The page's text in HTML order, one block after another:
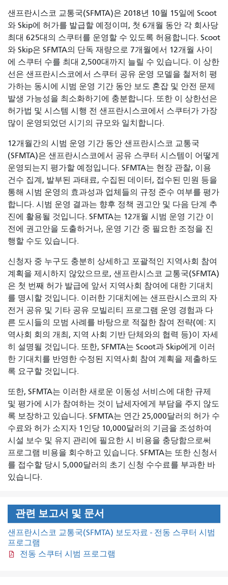
샌프란시스코 교통국(SFMTA)은 2018년 10월 15일에 Scoot
와 Skip에 허가를 발급할 예정이며, 첫 6개월 동안 각 회사당
최대 625대의 스쿠터를 운영할 수 있도록 허용합니다. Scoot
와 Skip은 SFMTA의 단독 재량으로 7개월에서 12개월 사이
에 스쿠터 수를 최대 2,500대까지 늘릴 수 있습니다. 이 상한
선은 샌프란시스코에서 스쿠터 공유 운영 모델을 철저히 평
가하는 동시에 시범 운영 기간 동안 보도 혼잡 및 안전 문제
발생 가능성을 최소화하기에 충분합니다. 또한 이 상한선은
허가법 및 시스템 시행 전 샌프란시스코에서 스쿠터가 가장
많이 운영되었던 시기의 규모와 일치합니다.
12개월간의 시범 운영 기간 동안 샌프란시스코 교통국
(SFMTA)은 샌프란시스코에서 공유 스쿠터 시스템이 어떻게
운영되는지 평가할 예정입니다. SFMTA는 현장 관찰, 이용
건수 집계, 발부된 과태료, 수집된 데이터, 접수된 민원 등을
통해 시범 운영의 효과성과 업체들의 규정 준수 여부를 평가
합니다. 시범 운영 결과는 향후 정책 권고안 및 다음 단계 추
진에 활용될 것입니다. SFMTA는 12개월 시범 운영 기간 이
전에 권고안을 도출하거나, 운영 기간 중 필요한 조정을 진
행할 수도 있습니다.
신청자 중 누구도 충분히 상세하고 포괄적인 지역사회 참여
계획을 제시하지 않았으므로, 샌프란시스코 교통국(SFMTA)
은 첫 번째 허가 발급에 앞서 지역사회 참여에 대한 기대치
를 명시할 것입니다. 이러한 기대치에는 샌프란시스코의 자
전거 공유 및 기타 공유 모빌리티 프로그램 운영 경험과 다
른 도시들의 모범 사례를 바탕으로 적절한 참여 전략(예: 지
역사회 회의 개최, 지역 사회 기반 단체와의 협력 등)이 자세
히 설명될 것입니다. 또한, SFMTA는 Scoot과 Skip에게 이러
한 기대치를 반영한 ​​수정된 지역사회 참여 계획을 제출하도
록 요구할 것입니다.
또한, SFMTA는 이러한 새로운 이동성 서비스에 대한 규제
및 평가에 시가 참여하는 것이 납세자에게 부담을 주지 않도
록 보장하고 있습니다. SFMTA는 연간 25,000달러의 허가 수
수료와 허가 소지자 1인당 10,000달러의 기금을 조성하여
시설 보수 및 유지 관리에 필요한 시 비용을 충당함으로써
프로그램 비용을 회수하고 있습니다. SFMTA는 또한 신청서
를 접수할 당시 5,000달러의 초기 신청 수수료를 부과한 바
있습니다.
관련 보고서 및 문서
샌프란시스코 교통국(SFMTA) 보도자료 - 전동 스쿠터 시범
프로그램
전동 스쿠터 시범 프로그램